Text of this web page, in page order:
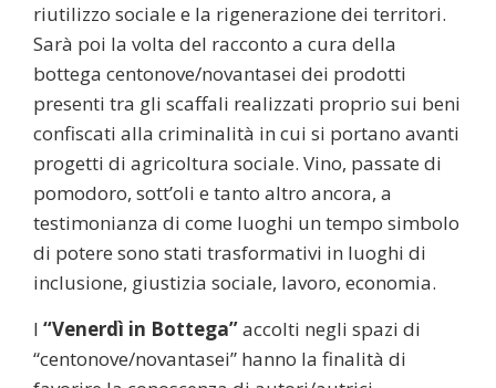
riutilizzo sociale e la rigenerazione dei territori.
Sarà poi la volta del racconto a cura della
bottega centonove/novantasei dei prodotti
presenti tra gli scaffali realizzati proprio sui beni
confiscati alla criminalità in cui si portano avanti
progetti di agricoltura sociale. Vino, passate di
pomodoro, sott’oli e tanto altro ancora, a
testimonianza di come luoghi un tempo simbolo
di potere sono stati trasformativi in luoghi di
inclusione, giustizia sociale, lavoro, economia.
I “Venerdì in Bottega”accolti negli spazi di
“centonove/novantasei” hanno la finalità di